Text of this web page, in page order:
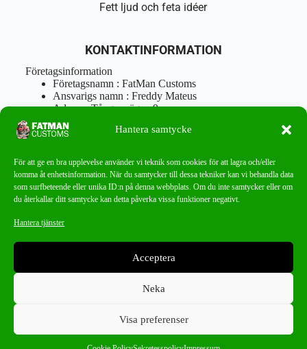
Hantera samtycke
För att ge en bra upplevelse använder vi teknik som cookies för att lagra och/eller
komma åt enhetsinformation. När du samtycker till dessa tekniker kan vi behandla data
som surfbeteende eller unika ID:n på denna webbplats. Om du inte samtycker eller om
du återkallar ditt samtycke kan detta påverka vissa funktioner negativt.
Hantera tjänster
Acceptera
Neka
Visa preferenser
Fett ljud och feta idéer
KONTAKTINFORMATION
Företagsinformation
Företagsnamn : FatMan Customs
Ansvarigs namn : Freddy Mateus
Adress : Tångenvägen 9
Postnr : 417 46 Göteborg
Tel : 0762919666
info@fatmancustoms.se
Mån – Fre 10:00 – 18:00
Lör -11:00 – 15:00
Missa aldrig ett bra erbjudande!